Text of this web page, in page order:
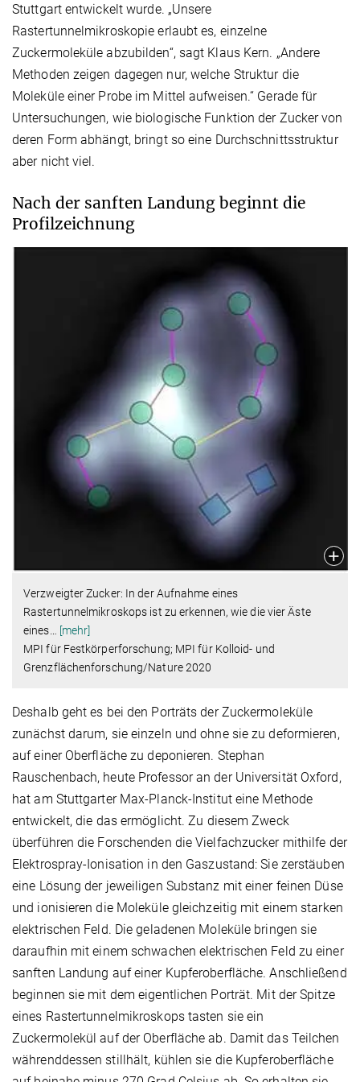
Stuttgart entwickelt wurde. „Unsere
Rastertunnelmikroskopie erlaubt es, einzelne
Zuckermoleküle abzubilden“, sagt Klaus Kern. „Andere
Methoden zeigen dagegen nur, welche Struktur die
Moleküle einer Probe im Mittel aufweisen.“ Gerade für
Untersuchungen, wie biologische Funktion der Zucker von
deren Form abhängt, bringt so eine Durchschnittsstruktur
aber nicht viel.
Nach der sanften Landung beginnt die
Profilzeichnung
Verzweigter Zucker: In der Aufnahme eines
Rastertunnelmikroskops ist zu erkennen, wie die vier Äste
eines… [mehr]
MPI für Festkörperforschung; MPI für Kolloid- und
Grenzflächenforschung/Nature 2020
Deshalb geht es bei den Porträts der Zuckermoleküle
zunächst darum, sie einzeln und ohne sie zu deformieren,
auf einer Oberfläche zu deponieren. Stephan
Rauschenbach, heute Professor an der Universität Oxford,
hat am Stuttgarter Max-Planck-Institut eine Methode
entwickelt, die das ermöglicht. Zu diesem Zweck
überführen die Forschenden die Vielfachzucker mithilfe der
Elektrospray-Ionisation in den Gaszustand: Sie zerstäuben
eine Lösung der jeweiligen Substanz mit einer feinen Düse
und ionisieren die Moleküle gleichzeitig mit einem starken
elektrischen Feld. Die geladenen Moleküle bringen sie
daraufhin mit einem schwachen elektrischen Feld zu einer
sanften Landung auf einer Kupferoberfläche. Anschließend
beginnen sie mit dem eigentlichen Porträt. Mit der Spitze
eines Rastertunnelmikroskops tasten sie ein
Zuckermolekül auf der Oberfläche ab. Damit das Teilchen
währenddessen stillhält, kühlen sie die Kupferoberfläche